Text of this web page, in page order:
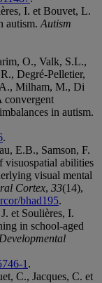
I. et Bouvet, L.
autism. Autism
O., Valk, S.L.,
Degré-Pelletier,
Milham, M., Di
convergent
in autism.
.
E.B., Samson, F.
visuospatial abilities
visual mental
Cortex, 33(14),
bhad195.
et Soulières, I.
in school-aged
1 .
C., Jacques, C. et